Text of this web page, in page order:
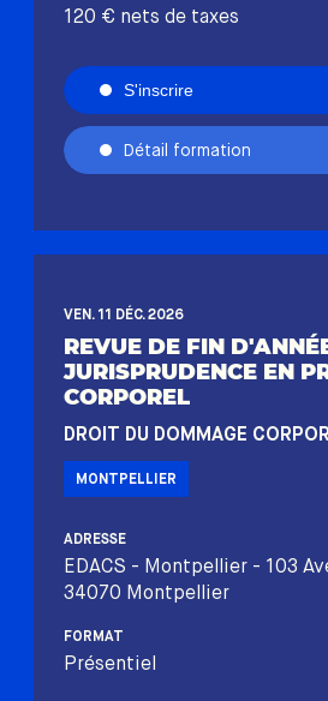
120 € nets de taxes
S'inscrire
Détail formation
VEN. 11 DÉC. 2026
REVUE DE FIN
JURISPRUDENCE EN
CORPOREL
DROIT DU DOMMAGE
MONTPELLIER
ADRESSE
EDACS - Montpellier - 103
34070 Montpellier
FORMAT
Présentiel